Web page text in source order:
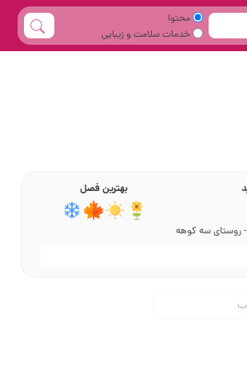
محتوا
خدمات سلامت و زیبایی
بهترین فصل
روستای سه کوهه